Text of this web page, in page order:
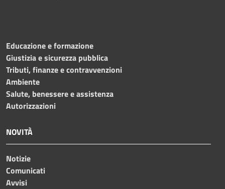
Educazione e formazione
Giustizia e sicurezza pubblica
Tributi, finanze e contravvenzioni
Ambiente
Salute, benessere e assistenza
Autorizzazioni
NOVITÀ
Notizie
Comunicati
Avvisi